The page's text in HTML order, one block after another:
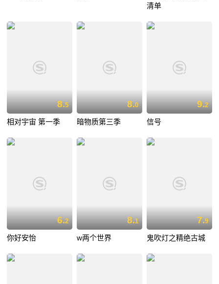
清单
8.5
相对宇宙 第一季
8.0
暗物质第三季
9.2
信号
6.2
你好安怡
8.1
w两个世界
7.9
鬼吹灯之精绝古城